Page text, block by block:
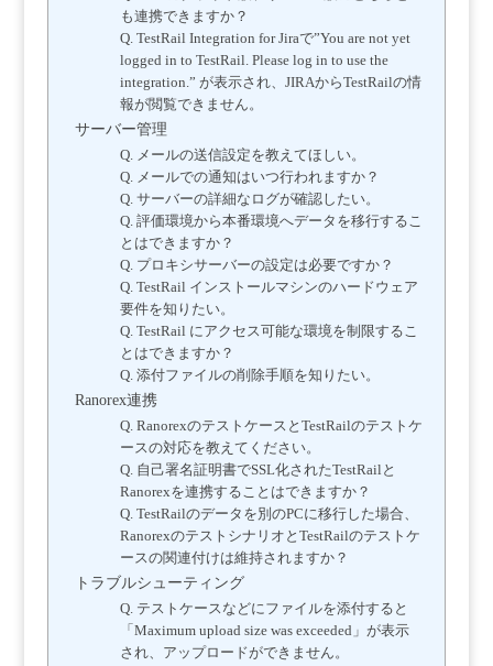
も連携できますか？
Q. TestRail Integration for Jiraで”You are not yet
logged in to TestRail. Please log in to use the
integration.” が表示され、JIRAからTestRailの情
報が閲覧できません。
サーバー管理
Q. メールの送信設定を教えてほしい。
Q. メールでの通知はいつ行われますか？
Q. サーバーの詳細なログが確認したい。
Q. 評価環境から本番環境へデータを移行するこ
とはできますか？
Q. プロキシサーバーの設定は必要ですか？
Q. TestRail インストールマシンのハードウェア
要件を知りたい。
Q. TestRail にアクセス可能な環境を制限するこ
とはできますか？
Q. 添付ファイルの削除手順を知りたい。
Ranorex連携
Q. RanorexのテストケースとTestRailのテストケ
ースの対応を教えてください。
Q. 自己署名証明書でSSL化されたTestRailと
Ranorexを連携することはできますか？
Q. TestRailのデータを別のPCに移行した場合、
RanorexのテストシナリオとTestRailのテストケ
ースの関連付けは維持されますか？
トラブルシューティング
Q. テストケースなどにファイルを添付すると
「Maximum upload size was exceeded」が表示
され、アップロードができません。